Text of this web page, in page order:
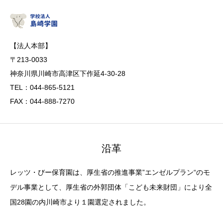
【法人本部】
〒213-0033
神奈川県川崎市高津区下作延4-30-28
TEL：044-865-5121
FAX：044-888-7270
沿革
レッツ・びー保育園は、厚生省の推進事業”エンゼルプラン“のモ
デル事業として、厚生省の外郭団体「こども未来財団」により全
国28園の内川崎市より１園選定されました。